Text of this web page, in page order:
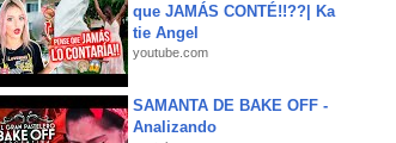
que JAMÁS CONTÉ!!??| Ka
tie Angel
youtube.com
SAMANTA DE BAKE OFF -
Analizando